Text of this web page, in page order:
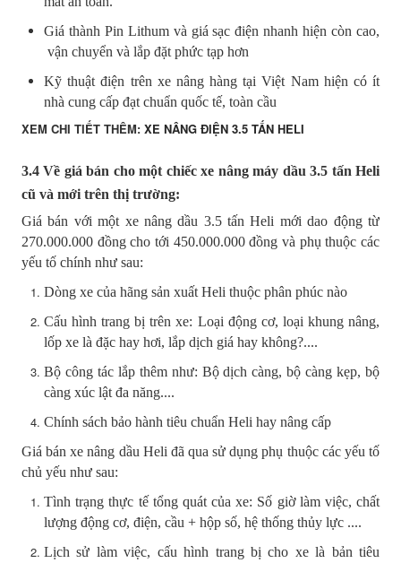
Giá thành Pin Lithum và giá sạc điện nhanh hiện còn cao,
vận chuyển và lắp đặt phức tạp hơn
Kỹ thuật điện trên xe nâng hàng tại Việt Nam hiện có ít
nhà cung cấp đạt chuẩn quốc tế, toàn cầu
XEM CHI TIẾT THÊM: XE NÂNG ĐIỆN 3.5 TẤN HELI
3.4 Về giá bán cho một chiếc xe nâng máy dầu 3.5 tấn Heli
cũ và mới trên thị trường:
Giá bán với một xe nâng dầu 3.5 tấn Heli mới dao động từ
270.000.000 đồng cho tới 450.000.000 đồng và phụ thuộc các
yếu tố chính như sau:
Dòng xe của hãng sản xuất Heli thuộc phân phúc nào
Cấu hình trang bị trên xe: Loại động cơ, loại khung nâng,
lốp xe là đặc hay hơi, lắp dịch giá hay không?....
Bộ công tác lắp thêm như: Bộ dịch càng, bộ càng kẹp, bộ
càng xúc lật đa năng....
Chính sách bảo hành tiêu chuẩn Heli hay nâng cấp
Giá bán xe nâng dầu Heli đã qua sử dụng phụ thuộc các yếu tố
chủ yếu như sau:
Tình trạng thực tế tổng quát của xe: Số giờ làm việc, chất
lượng động cơ, điện, cầu + hộp số, hệ thống thủy lực ....
Lịch sử làm việc, cấu hình trang bị cho xe là bản tiêu